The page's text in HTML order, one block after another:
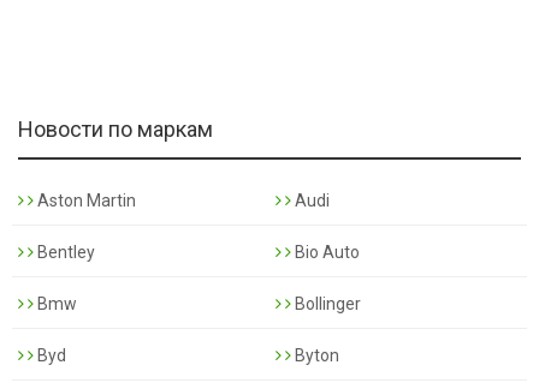
Новости по маркам
Aston Martin Audi
Bentley Bio Auto
Bmw Bollinger
Byd Byton